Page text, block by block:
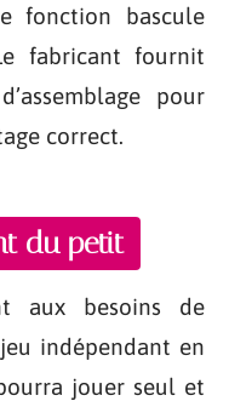
fonction bascule
fabricant fournit
pour
correct.
du petit
aux besoins de
indépendant en
jouer seul et